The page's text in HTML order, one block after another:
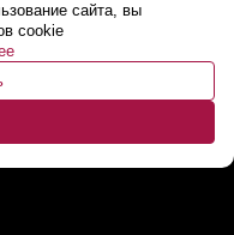
сайта, вы
cookieна траурный